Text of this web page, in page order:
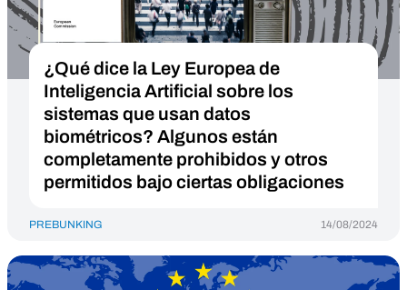
¿Qué dice la Ley Europea de
Inteligencia Artificial sobre los
sistemas que usan datos
biométricos? Algunos están
completamente prohibidos y otros
permitidos bajo ciertas obligaciones
PREBUNKING 14/08/2024